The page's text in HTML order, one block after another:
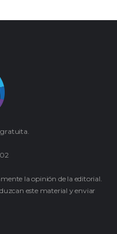
gratuita.
la opinión de la editorial.
este material y enviar